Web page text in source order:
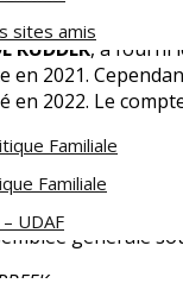
sites amis
Familiale
Familiale
UDAF
RUDDER, a fourni
en 2021.
en 2022. Le
les comptes de
le
générale